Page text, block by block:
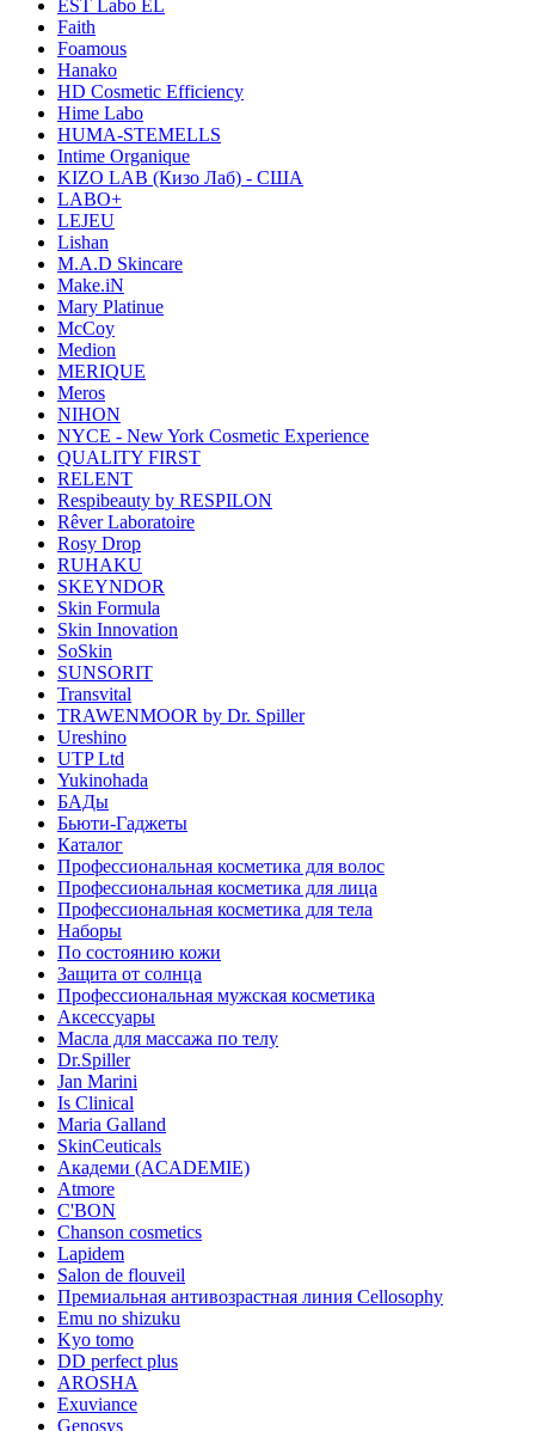
EST Labo EL
Faith
Foamous
Hanako
HD Cosmetic Efficiency
Hime Labo
HUMA-STEMELLS
Intime Organique
KIZO LAB (Кизо Лаб) - США
LABO+
LEJEU
Lishan
M.A.D Skincare
Make.iN
Mary Platinue
McCoy
Medion
MERIQUE
Meros
NIHON
NYCE - New York Cosmetic Experience
QUALITY FIRST
RELENT
Respibeauty by RESPILON
Rêver Laboratoire
Rosy Drop
RUHAKU
SKEYNDOR
Skin Formula
Skin Innovation
SoSkin
SUNSORIT
Transvital
TRAWENMOOR by Dr. Spiller
Ureshino
UTP Ltd
Yukinohada
БАДы
Бьюти-Гаджеты
Каталог
Профессиональная косметика для волос
Профессиональная косметика для лица
Профессиональная косметика для тела
Наборы
По состоянию кожи
Защита от солнца
Профессиональная мужская косметика
Аксессуары
Масла для массажа по телу
Dr.Spiller
Jan Marini
Is Clinical
Maria Galland
SkinCeuticals
Академи (ACADEMIE)
Atmore
C'BON
Chanson cosmetics
Lapidem
Salon de flouveil
Премиальная антивозрастная линия Cellosophy
Emu no shizuku
Kyo tomo
DD perfect plus
AROSHA
Exuviance
Genosys